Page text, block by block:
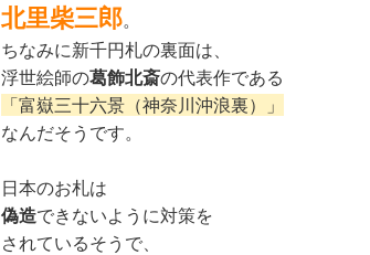
北里柴三郎。
ちなみに新千円札の裏面は、
浮世絵師の葛飾北斎の代表作である
「富嶽三十六景（神奈川沖浪裏）」
なんだそうです。
日本のお札は
偽造できないように対策を
されているそうで、